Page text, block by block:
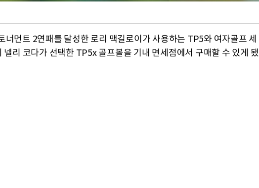
너먼트 2연패를 달성한 로리 맥길로이가 사용하는 TP5와 여자골프 세
넬리 코다가 선택한 TP5x 골프볼을 기내 면세점에서 구매할 수 있게 됐